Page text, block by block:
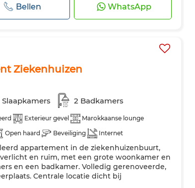
Bellen WhatsApp
Ziekenhuizen
Slaapkamers 2 Badkamers
Exterieur gevel
Marokkaanse lounge
Open haard Beveiliging
Internet
appartement in de ziekenhuizenbuurt,
en ruim, met een grote woonkamer en
en een badkamer. Volledig gerenoveerde,
Centrale locatie dicht bij